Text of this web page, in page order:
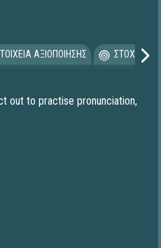
ΑΞΙΟΠΟΙΗΣΗΣ
out to practise pronunciation,